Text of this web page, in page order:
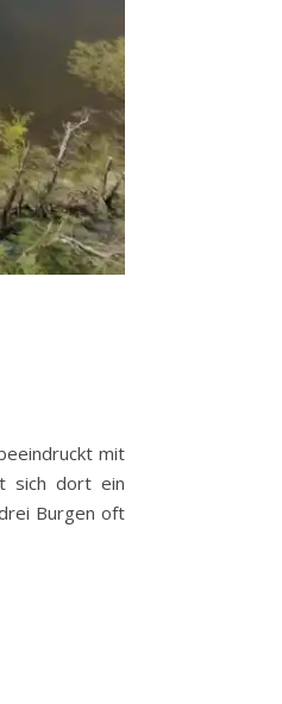
mit
sich dort ein
Burgen oft